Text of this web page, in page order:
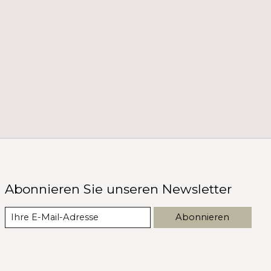
Abonnieren Sie unseren Newsletter
Abonnieren